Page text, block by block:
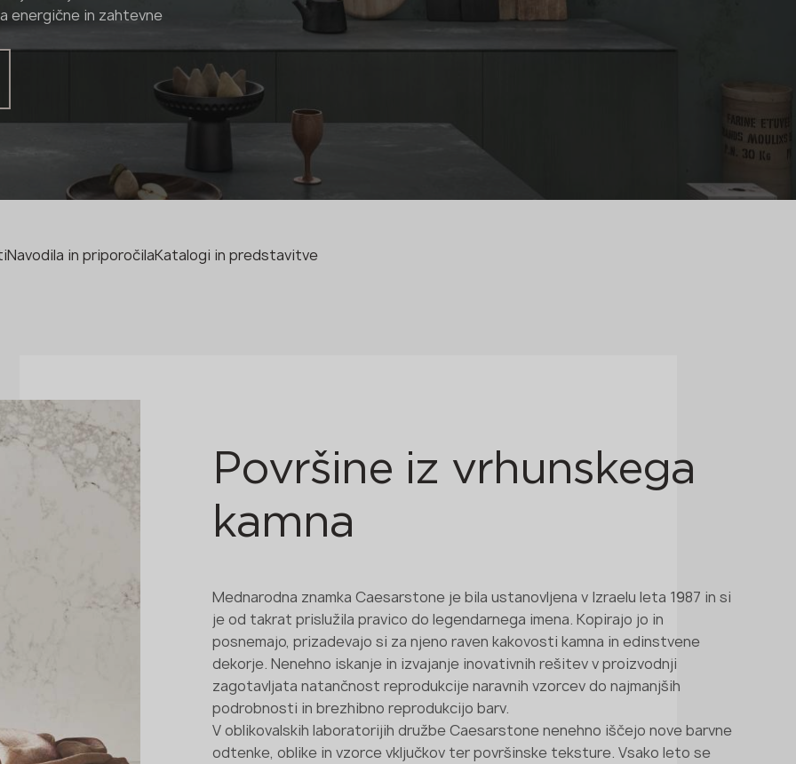
energične in zahtevne
Navodila in priporočilaKatalogi in predstavitve
Površine iz vrhunskega
kamna
Mednarodna znamka Caesarstone je bila ustanovljena v Izraelu leta 1987 in si
je od takrat prislužila pravico do legendarnega imena. Kopirajo jo in
posnemajo, prizadevajo si za njeno raven kakovosti kamna in edinstvene
dekorje. Nenehno iskanje in izvajanje inovativnih rešitev v proizvodnji
zagotavljata natančnost reprodukcije naravnih vzorcev do najmanjših
podrobnosti in brezhibno reprodukcijo barv.
V oblikovalskih laboratorijih družbe Caesarstone nenehno iščejo nove barvne
odtenke, oblike in vzorce vključkov ter površinske teksture. Vsako leto se
+48 22 602 20 22
Vaš poslovni profil
Oblikovalec